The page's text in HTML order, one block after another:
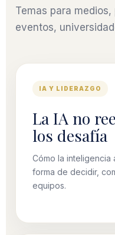
Temas para
eventos,
IA Y LIDERAZGO
La IA no
los desafía
Cómo la inteligencia
forma de decidir,
equipos.